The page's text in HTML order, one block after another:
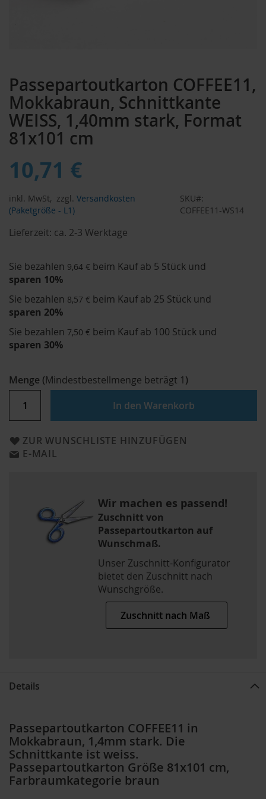
Passepartoutkarton COFFEE11,
Mokkabraun, Schnittkante
WEISS, 1,40mm stark, Format
81x101 cm
10,71 €
inkl. MwSt, zzgl. Versandkosten
(Paketgröße - L1)
SKU
COFFEE11-WS14
Lieferzeit: ca. 2-3 Werktage
Sie bezahlen 9,64 € beim Kauf ab 5 Stück und
sparen 10%
Sie bezahlen 8,57 € beim Kauf ab 25 Stück und
sparen 20%
Sie bezahlen 7,50 € beim Kauf ab 100 Stück und
sparen 30%
Menge (Mindestbestellmenge beträgt 1)
In den Warenkorb
ZUR WUNSCHLISTE HINZUFÜGEN
E-MAIL
Wir machen es passend!
Zuschnitt von
Passepartoutkarton auf
Wunschmaß.
Unser Zuschnitt-Konfigurator
bietet den Zuschnitt nach
Wunschgröße.
Zuschnitt nach Maß
der
Bildergalerie
springen
Details
Passepartoutkarton COFFEE11 in
Mokkabraun, 1,4mm stark. Die
Schnittkante ist weiss.
Passepartoutkarton Größe 81x101 cm,
Farbraumkategorie braun